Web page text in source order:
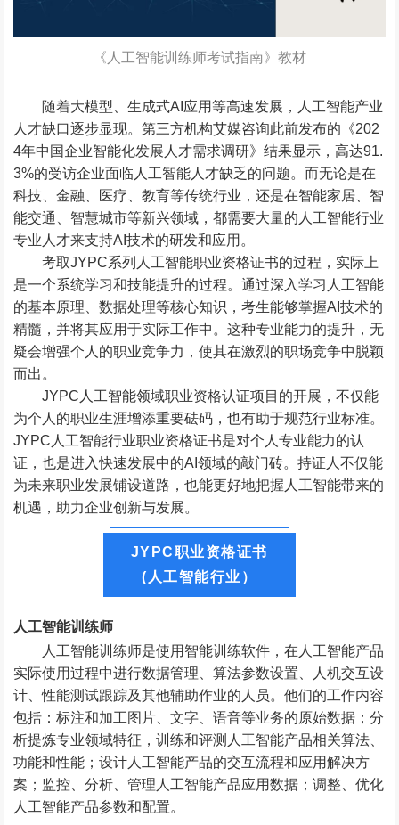
《人工智能训练师考试指南》教材
随着大模型、生成式AI 应用等高速发展，人工智能产业
人才缺口逐步显现。第三方机构艾媒咨询此前发布的《202
4年中国企业智能化发展人才需求调研》结果显示，高达91.
3%的受访企业面临人工智能人才缺乏的问题。而无论是在
科技、金融、医疗、教育等传统行业，还是在智能家居、智
能交通、智慧城市等新兴领域，都需要大量的人工智能行业
专业人才来支持AI技术的研发和应用。
考取JYPC系列人工智能职业资格证书的过程，实际上
是一个系统学习和技能提升的过程。通过深入学习人工智能
的基本原理、数据处理等核心知识，考生能够掌握AI技术的
精髓，并将其应用于实际工作中。这种专业能力的提升，无
疑会增强个人的职业竞争力，使其在激烈的职场竞争中脱颖
而出。
JYPC人工智能领域职业资格认证项目的开展，不仅能
为个人的职业生涯增添重要砝码，也有助于规范行业标准。
JYPC人工智能行业职业资格证书是对个人专业能力的认
证，也是进入快速发展中的AI领域的敲门砖。持证人不仅能
为未来职业发展铺设道路，也能更好地把握人工智能带来的
机遇，助力企业创新与发展。
JYPC职业资格证书
(人工智能行业）
人工智能训练师
人工智能训练师是使用智能训练软件，在人工智能产品
实际使用过程中进行数据管理、算法参数设置、人机交互设
计、性能测试跟踪及其他辅助作业的人员。他们的工作内容
包括：标注和加工图片、文字、语音等业务的原始数据；分
析提炼专业领域特征，训练和评测人工智能产品相关算法、
功能和性能；设计人工智能产品的交互流程和应用解决方
案；监控、分析、管理人工智能产品应用数据；调整、优化
人工智能产品参数和配置。